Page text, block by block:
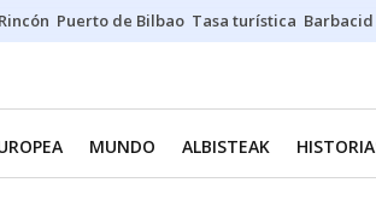
Puerto de Bilbao Tasa turística Barbacid
MUNDO ALBISTEAK